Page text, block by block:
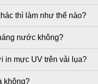
thì làm như thế nào?
nước không?
in mực UV trên vải lụa?
không?